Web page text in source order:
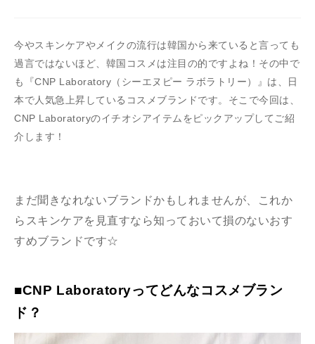
今やスキンケアやメイクの流行は韓国から来ていると言っても
過言ではないほど、韓国コスメは注目の的ですよね！その中で
も『CNP Laboratory（シーエヌピー ラボラトリー）』は、日
本で人気急上昇しているコスメブランドです。そこで今回は、
CNP Laboratoryのイチオシアイテムをピックアップしてご紹
介します！
まだ聞きなれないブランドかもしれませんが、これか
らスキンケアを見直すなら知っておいて損のないおす
すめブランドです☆
■CNP Laboratoryってどんなコスメブラン
ド？